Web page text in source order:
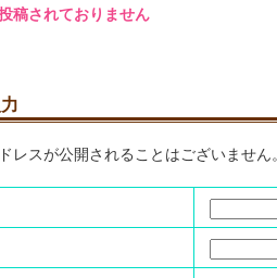
稿されておりません
レスが公開されることはございません。